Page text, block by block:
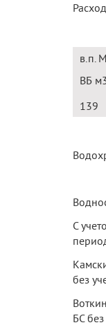
в.п.
ВБ м
139
С
без
БС